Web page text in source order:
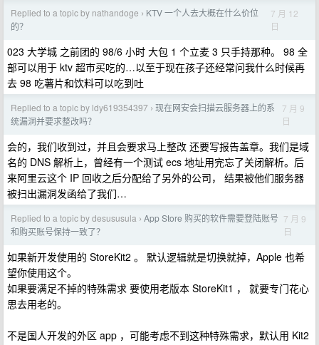
Replied to a topic by nathandoge › KTV 一个人去大概在什么价位
的？
7 月 12
日
023 大学城 之前团的 98/6 小时 大包 1 个立麦 3 只手持那种。 98 全
部可以用于 ktv 超市买吃的…以至于现在孩子还经常问我什么时候再
去 98 吃薯片和饮料可以吃到吐
Replied to a topic by ldy619354397 › 现在网安会扫描云服务器上的系
统漏洞并要求整改吗？
7 月 9
日
会的，我们收到过，并且会要求马上整改 还要写报告盖章。我们是域
名的 DNS 解析上，曾经有一个测试 ecs 地址用完忘了关闭解析。后
来阿里云这个 IP 回收之后分配给了另外的公司， 结果被他们服务器
被扫出漏洞发函给了我们…
Replied to a topic by desususula › App Store 购买的软件需要登陆账号
和购买账号保持一致了？
7 月 9
日
如果新开发使用的 StoreKit2 。 默认逻辑就是切换就掉，Apple 也希
望你使用这个。
如果要满足不掉的特殊需求 要使用老版本 StoreKit1 ， 就要专门花心
思去用老的。
不是国人开发的外区 app ，可能考虑不到这种特殊需求，默认用 Kit2